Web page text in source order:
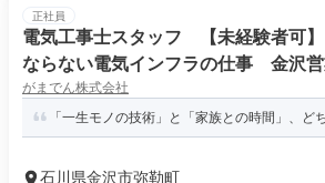
正社員
電気工事士スタッフ 【未経験者可
ならない電気インフラの仕事 金沢
がまでん株式会社
「一生モノの技術」と「家族との時間」、ど
石川県金沢市弥勒町